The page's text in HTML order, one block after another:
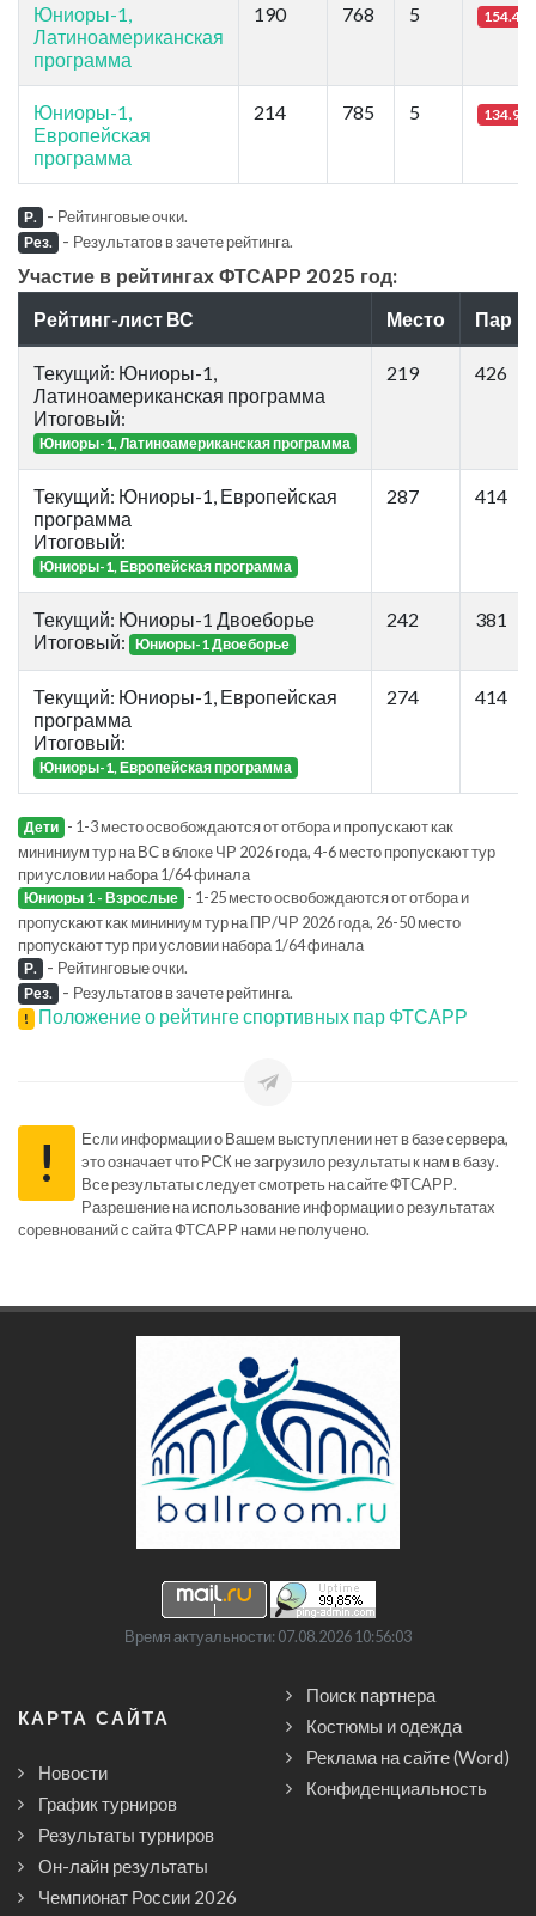
Юниоры-1,
Латиноамериканская
программа
190 768 5 154.46
Юниоры-1,
Европейская
программа
214 785 5 134.94
Р. - Рейтинговые очки.
Рез. - Результатов в зачете рейтинга.
Участие в рейтингах ФТСАРР 2025 год:
Рейтинг-лист ВС Место Пар
Текущий: Юниоры-1,
Латиноамериканская программа
Итоговый:
Юниоры-1, Латиноамериканская программа
219 426
Текущий: Юниоры-1, Европейская
программа
Итоговый:
Юниоры-1, Европейская программа
287 414
Текущий: Юниоры-1 Двоеборье
Итоговый: Юниоры-1 Двоеборье
242 381
Текущий: Юниоры-1, Европейская
программа
Итоговый:
Юниоры-1, Европейская программа
274 414
Дети - 1-3 место освобождаются от отбора и пропускают как
мининиум тур на ВС в блоке ЧР 2026 года, 4-6 место пропускают тур
при условии набора 1/64 финала
Юниоры 1 - Взрослые - 1-25 место освобождаются от отбора и
пропускают как мининиум тур на ПР/ЧР 2026 года, 26-50 место
пропускают тур при условии набора 1/64 финала
Р. - Рейтинговые очки.
Рез. - Результатов в зачете рейтинга.
! Положение о рейтинге спортивных пар ФТСАРР
!
Если информации о Вашем выступлении нет в базе сервера,
это означает что РСК не загрузило результаты к нам в базу.
Все результаты следует смотреть на сайте ФТСАРР.
Разрешение на использование информации о результатах
соревнований с сайта ФТСАРР нами не получено.
Время актуальности: 07.08.2026 10:56:03
КАРТА САЙТА
Новости
График турниров
Результаты турниров
Он-лайн результаты
Чемпионат России 2026
Поиск партнера
Костюмы и одежда
Реклама на сайте (Word)
Конфиденциальность